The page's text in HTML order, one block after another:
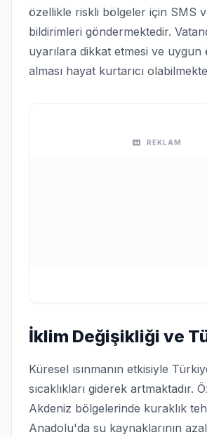
özellikle riskli bölgeler için SMS
bildirimleri göndermektedir.
uyarılara dikkat etmesi ve uygun
alması hayat kurtarıcı
REKLAM
İklim Değişikliği ve
Küresel ısınmanın etkisiyle
sıcaklıkları giderek artmaktadır.
Akdeniz bölgelerinde kuraklık
Anadolu'da su kaynaklarının